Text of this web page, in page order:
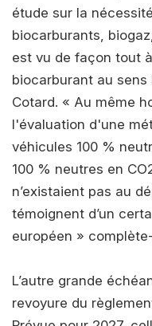
étude sur la
biocarburants,
est vu de façon tout
biocarburant au sens
Cotard. « Au même
l'évaluation d'une
véhicules 100 %
100 % neutres en
n’existaient pas au
témoignent d’un
européen »
L’autre grande
revoyure du